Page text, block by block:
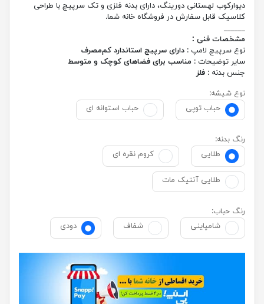
دیوارکوب لهستانی دورینگ، دارای بدنه فلزی و تک سرپیچ با طراحی
کلاسیک قابل سفارش در فروشگاه خانه شما.
______
مشخصات فنی :
نوع سرپیچ لامپ : دارای سرپیچ استاندارد کم‌مصرف
سایر توضیحات : مناسب برای فضاهای کوچک و متوسط
جنس بدنه : فلز
نوع شیشه:
حباب توپی
حباب استوانه ای
رنگ بدنه:
طلایی
کروم نقره ای
طلایی آنتیک مات
رنگ حباب:
شامپاینی
شفاف دودی